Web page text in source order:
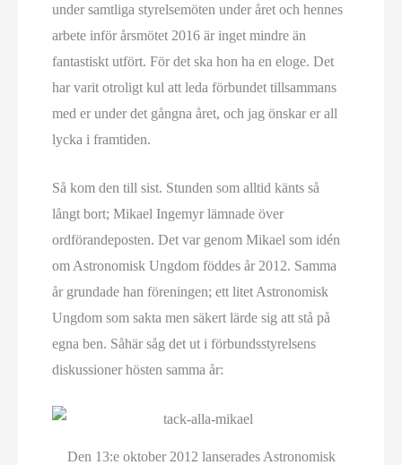
under samtliga styrelsemöten under året och hennes
arbete inför årsmötet 2016 är inget mindre än
fantastiskt utfört. För det ska hon ha en eloge. Det
har varit otroligt kul att leda förbundet tillsammans
med er under det gångna året, och jag önskar er all
lycka i framtiden.
Så kom den till sist. Stunden som alltid känts så
långt bort; Mikael Ingemyr lämnade över
ordförandeposten. Det var genom Mikael som idén
om Astronomisk Ungdom föddes år 2012. Samma
år grundade han föreningen; ett litet Astronomisk
Ungdom som sakta men säkert lärde sig att stå på
egna ben. Såhär såg det ut i förbundsstyrelsens
diskussioner hösten samma år:
Den 13:e oktober 2012 lanserades Astronomisk